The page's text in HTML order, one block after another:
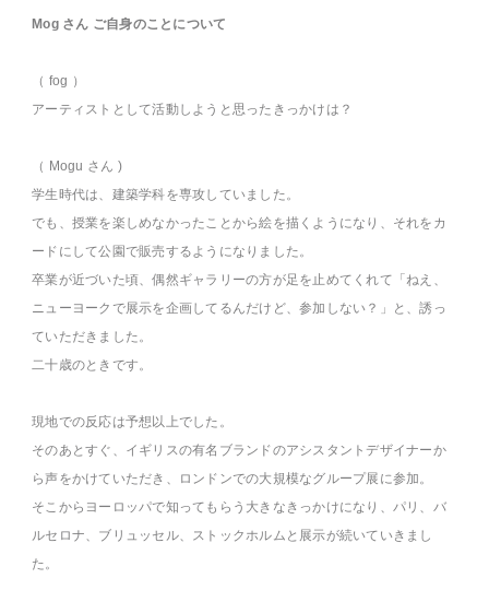
Mog さん ご自身のことについて
（ fog ）
アーティストとして活動しようと思ったきっかけは？
（ Mogu さん )
学生時代は、建築学科を専攻していました。
でも、授業を楽しめなかったことから絵を描くようになり、それをカ
ードにして公園で販売するようになりました。
卒業が近づいた頃、偶然ギャラリーの方が足を止めてくれて「ねえ、
ニューヨークで展示を企画してるんだけど、参加しない？」と、誘っ
ていただきました。
二十歳のときです。
現地での反応は予想以上でした。
そのあとすぐ、イギリスの有名ブランドのアシスタントデザイナーか
ら声をかけていただき、ロンドンでの大規模なグループ展に参加。
そこからヨーロッパで知ってもらう大きなきっかけになり、パリ、バ
ルセロナ、ブリュッセル、ストックホルムと展示が続いていきまし
た。